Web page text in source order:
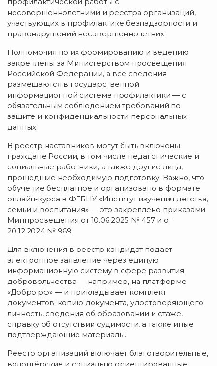
несовершеннолетними и реестра организаций,
участвующих в профилактике безнадзорности и
правонарушений несовершеннолетних.
Полномочия по их формированию и ведению
закреплены за Министерством просвещения
Российской Федерации, а все сведения
размещаются в государственной
информационной системе профилактики — с
обязательным соблюдением требований по
защите и конфиденциальности персональных
данных.
В реестр наставников могут быть включены
граждане России, в том числе педагогические и
социальные работники, а также другие лица,
прошедшие необходимую подготовку. Важно, что
обучение бесплатное и организовано в формате
онлайн‑курса в ФГБНУ «Институт изучения детства,
семьи и воспитания» — это закреплено приказами
Минпросвещения от 10.06.2025 № 457 и от
20.12.2024 № 969.
Для включения в реестр кандидат подаёт
электронное заявление через единую
информационную систему в сфере развития
добровольчества — например, на платформе
«Добро.рф» — и прикладывает комплект
документов: копию документа, удостоверяющего
личность, сведения об образовании и стаже,
справку об отсутствии судимости, а также иные
подтверждающие материалы.
Реестр организаций включает благотворительные,
волонтёрские и социально ориентированные